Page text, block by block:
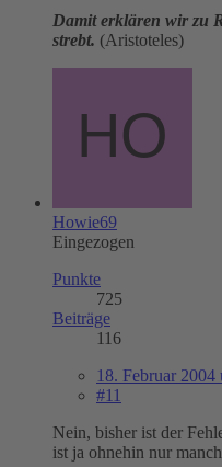
Damit erklären wir zu
strebt. (Aristoteles)
Howie69
Eingezogen
Punkte
725
Beiträge
116
18. Februar 2004
#11
Nein, bisher ist der
ist ja ohnehin nur